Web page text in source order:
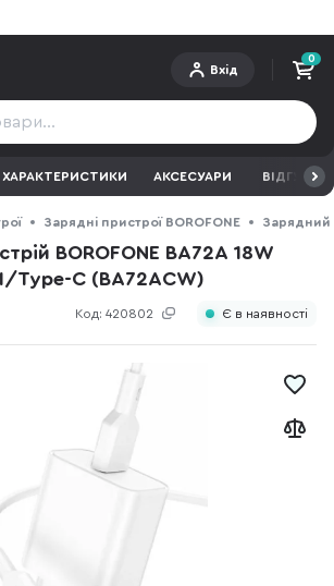
Вхід
0
ХАРАКТЕРИСТИКИ АКСЕСУАРИ ВІДГУКИ
Зарядні пристрої BOROFONE Зарядний
BOROFONE BA72A 18W
Type-C (BA72ACW)
Код: 420802 Є в наявності